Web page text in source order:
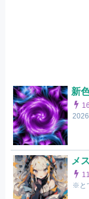
新
メ
※と